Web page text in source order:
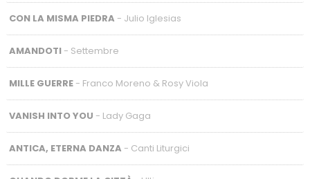
CON LA MISMA PIEDRA - Julio Iglesias
AMANDOTI- Settembre
MILLE GUERRE- Franco Moreno & Rosy Viola
VANISH INTO YOU - Lady Gaga
ANTICA, ETERNA DANZA - Canti Liturgici